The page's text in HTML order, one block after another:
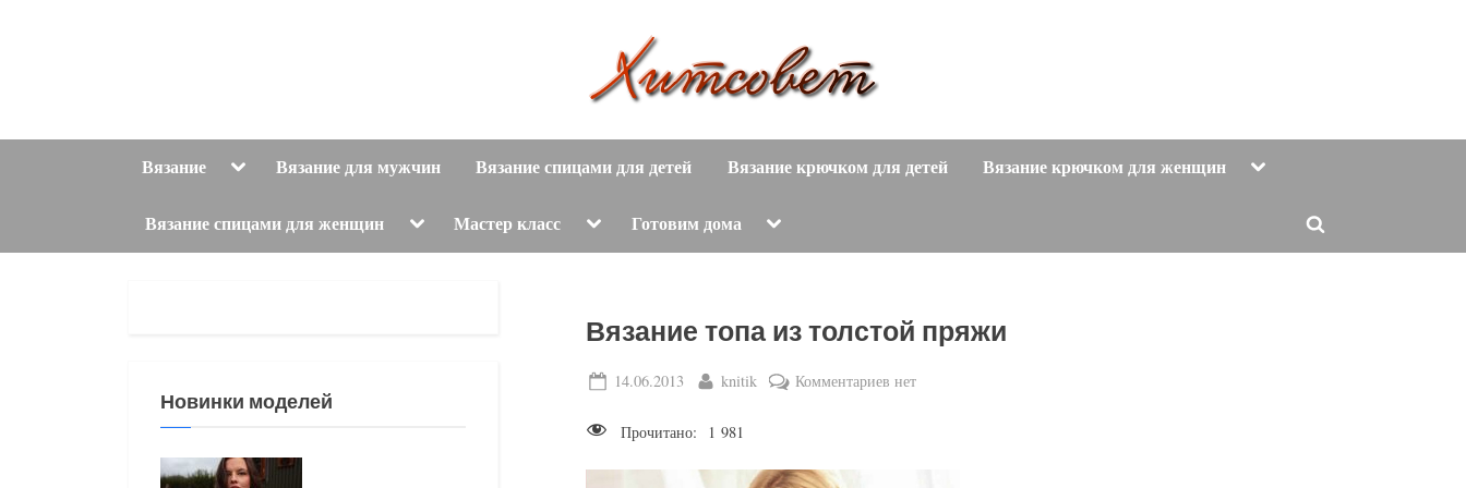
и
т
о
в
е
т
вязание
с
описанием
и
Вязание ToggleВязание для мужчин Вязание спицами для детей Вязание крючком для детей Вязание крючком для женщин Toggle
Вязание спицами для женщин Toggle
menu
Мастер класс Toggle
menu
Готовим дома Toggle
menu
Toggle
Вязание топа из толстой пряжи
Posted
14.06.2013 By
knitik Комментариев кнет
Прочитано: 1 981
Новинки моделей